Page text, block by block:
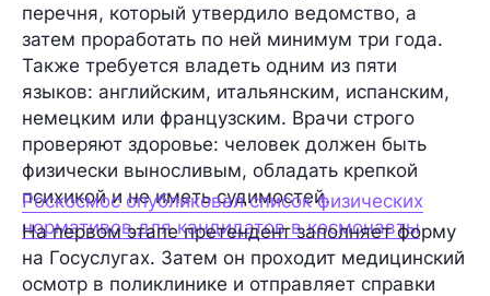
перечня, который утвердило ведомство, а
затем проработать по ней минимум три года.
Также требуется владеть одним из пяти
языков: английским, итальянским, испанским,
немецким или французским. Врачи строго
проверяют здоровье: человек должен быть
физически выносливым, обладать крепкой
психикой и не иметь судимостей.
Роскосмос опубликовал список физических
нормативов для кандидатов в космонавты
На первом этапе претендент заполняет форму
на Госуслугах. Затем он проходит медицинский
осмотр в поликлинике и отправляет справки